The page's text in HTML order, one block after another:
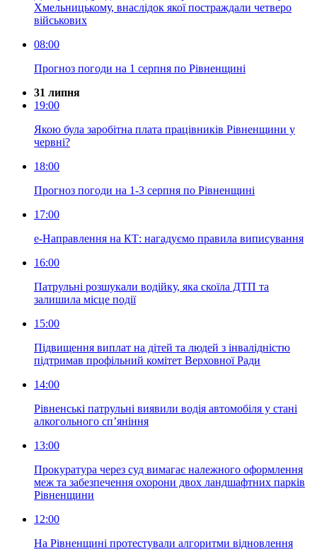
Хмельницькому, внаслідок якої постраждали четверо
військових
08:00
Прогноз погоди на 1 серпня по Рівненщині
31 липня
19:00
Якою була заробітна плата працівників Рівненщини у
червні?
18:00
Прогноз погоди на 1-3 серпня по Рівненщині
17:00
е-Направлення на КТ: нагадуємо правила виписування
16:00
Патрульні розшукали водійку, яка скоїла ДТП та
залишила місце події
15:00
Підвищення виплат на дітей та людей з інвалідністю
підтримав профільний комітет Верховної Ради
14:00
Рівненські патрульні виявили водія автомобіля у стані
алкогольного сп’яніння
13:00
Прокуратура через суд вимагає належного оформлення
меж та забезпечення охорони двох ландшафтних парків
Рівненщини
12:00
На Рівненщині протестували алгоритми відновлення